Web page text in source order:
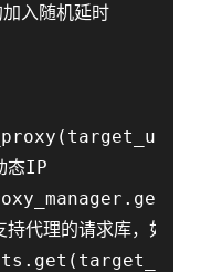
入随机延时
态IP
持代理的请求库，如